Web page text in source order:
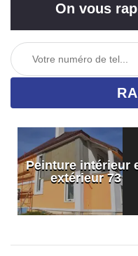
On vous
Peinture intérieur
extérieur 73